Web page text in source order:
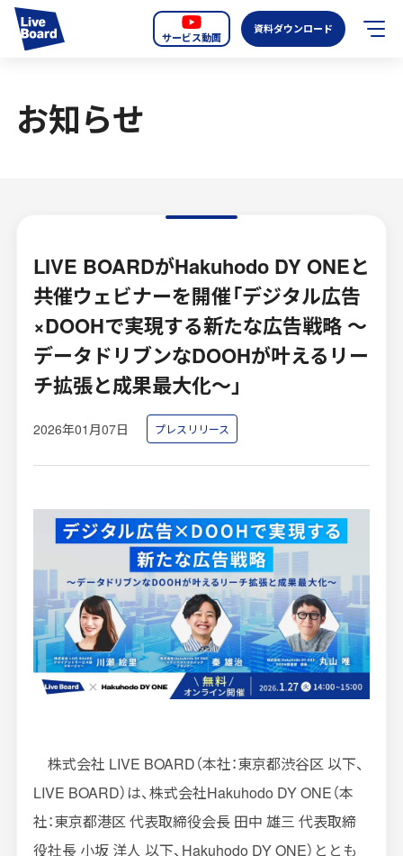
サービス動画
資料ダウンロード
サービス紹介
導入事例
全国のスクリーン
お知らせ
オーディエンスデータの階層
インプレッションデータの算出方法
よくあるご質問
お知らせ
LIVE BOARDがHakuhodo DY ONEと
共催ウェビナーを開催「デジタル広告
×DOOHで実現する新たな広告戦略 ～
データドリブンなDOOHが叶えるリー
チ拡張と成果最大化～」
2026年01月07日 プレスリリース
株式会社 LIVE BOARD（本社：東京都渋谷区 以下、
LIVE BOARD）は、株式会社Hakuhodo DY ONE（本
社：東京都港区 代表取締役会長 田中 雄三 代表取締
役社長 小坂 洋人 以下、 Hakuhodo DY ONE）ととも